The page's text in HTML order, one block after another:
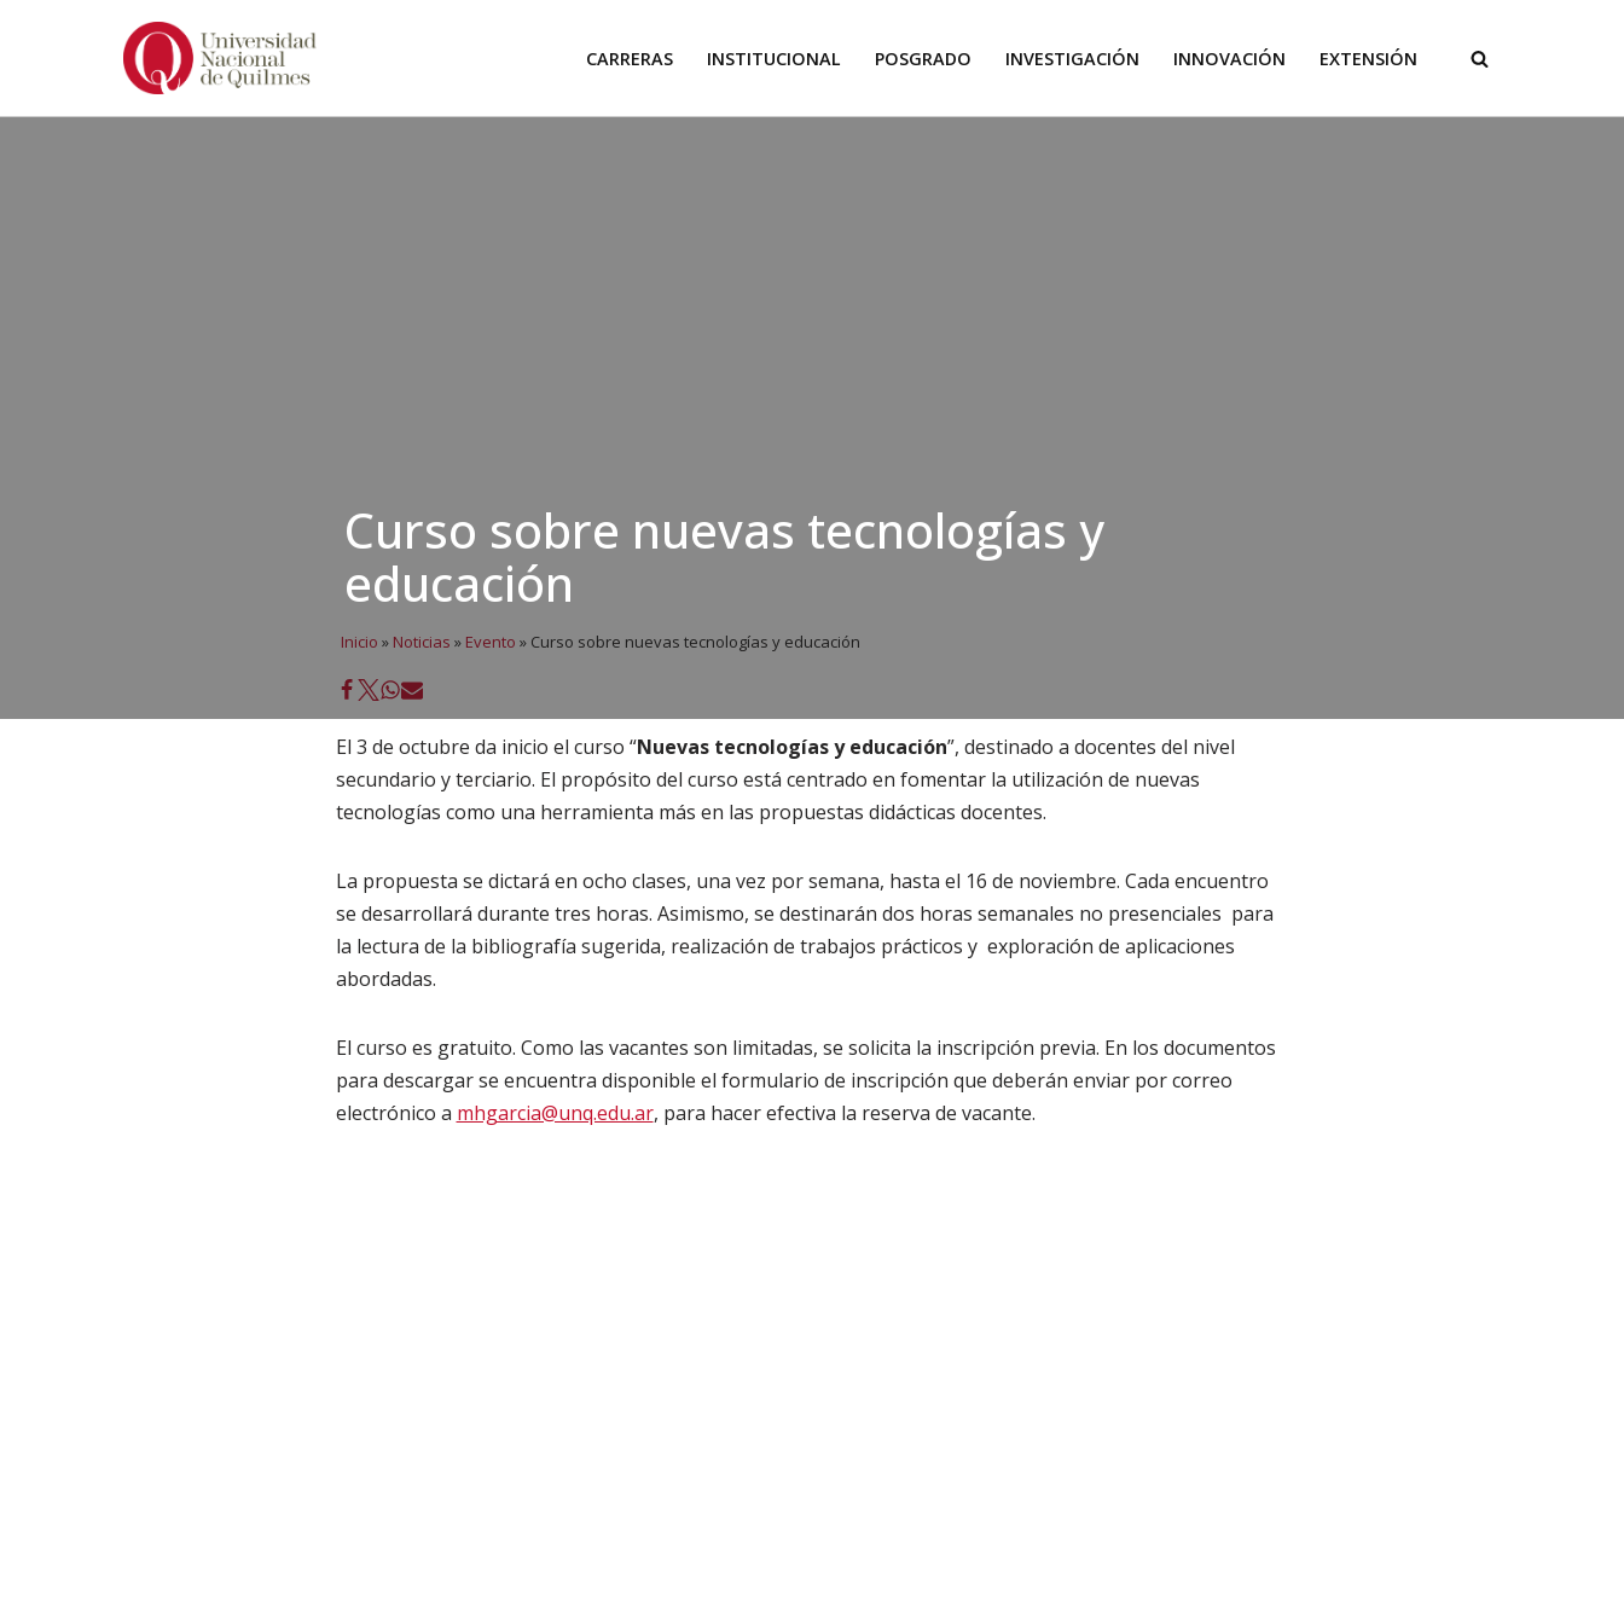
CARRERAS INSTITUCIONAL POSGRADO INVESTIGACIÓN INNOVACIÓN EXTENSIÓN
Curso sobre nuevas tecnologías y
educación
Inicio » Noticias » Evento » Curso sobre nuevas tecnologías y educación
El 3 de octubre da inicio el curso “Nuevas tecnologías y educación”, destinado a docentes del nivel
secundario y terciario. El propósito del curso está centrado en fomentar la utilización de nuevas
tecnologías como una herramienta más en las propuestas didácticas docentes.
La propuesta se dictará en ocho clases, una vez por semana, hasta el 16 de noviembre. Cada encuentro
se desarrollará durante tres horas. Asimismo, se destinarán dos horas semanales no presenciales para
la lectura de la bibliografía sugerida, realización de trabajos prácticos y exploración de aplicaciones
abordadas.
El curso es gratuito. Como las vacantes son limitadas, se solicita la inscripción previa. En los documentos
para descargar se encuentra disponible el formulario de inscripción que deberán enviar por correo
electrónico a mhgarcia@unq.edu.ar, para hacer efectiva la reserva de vacante.